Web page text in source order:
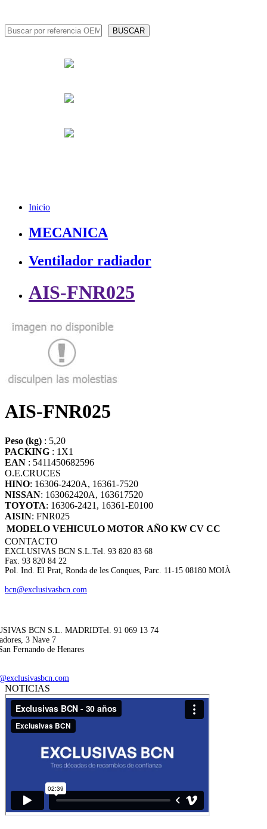
Inicio
MECANICA
Ventilador radiador
AIS-FNR025
AIS-FNR025
Peso (kg) : 5,20
PACKING : 1X1
EAN : 5411450682596
O.E.CRUCES
HINO: 16306-2420A, 16361-7520
NISSAN: 163062420A, 163617520
TOYOTA: 16306-2421, 16361-E0100
AISIN: FNR025
MODELO VEHICULO MOTOR AÑO KW CV CC
CONTACTO
EXCLUSIVAS BCN S.L. Tel. 93 820 83 68
Fax. 93 820 84 22
Pol. Ind. El Prat, Ronda de les Conques, Parc. 11-15 08180 MOIÀ
bcn@exclusivasbcn.com
BCN S.L. MADRIDTel. 91 069 13 74
3 Nave 7
Fernando de Henares
NOTICIAS